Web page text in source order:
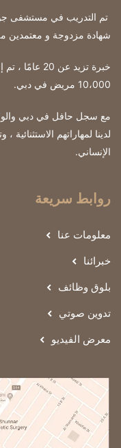
تم التدريب في مستشفى
شهادة مزدوجة و معتمدين
10،000 مريض في دبي.
مع سجل حافل في دبي
لدينا لمهاراتهم
الإنساني.
روابط سريعة
معلومات عنا
خبرائنا
بلوق وظائف
تدوين صوتي
معرض الفيديو